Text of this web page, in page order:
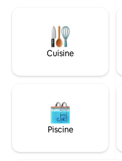
aménagement ouvert
nouvelle cuisine, d'un balcon et
terrasse pour la vie en plein air,
espace qui se sent magnifique et
véritable escapade italienne au
Cuisine
Piscine